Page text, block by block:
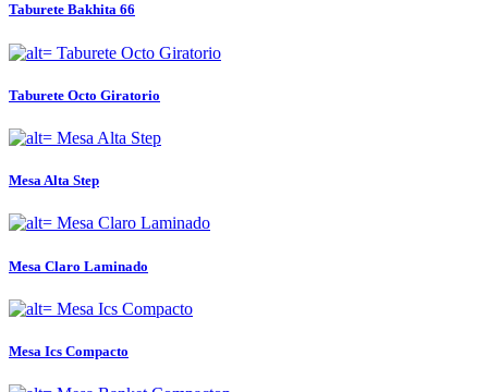
Taburete Bakhita 66
Taburete Octo Giratorio
Mesa Alta Step
Mesa Claro Laminado
Mesa Ics Compacto